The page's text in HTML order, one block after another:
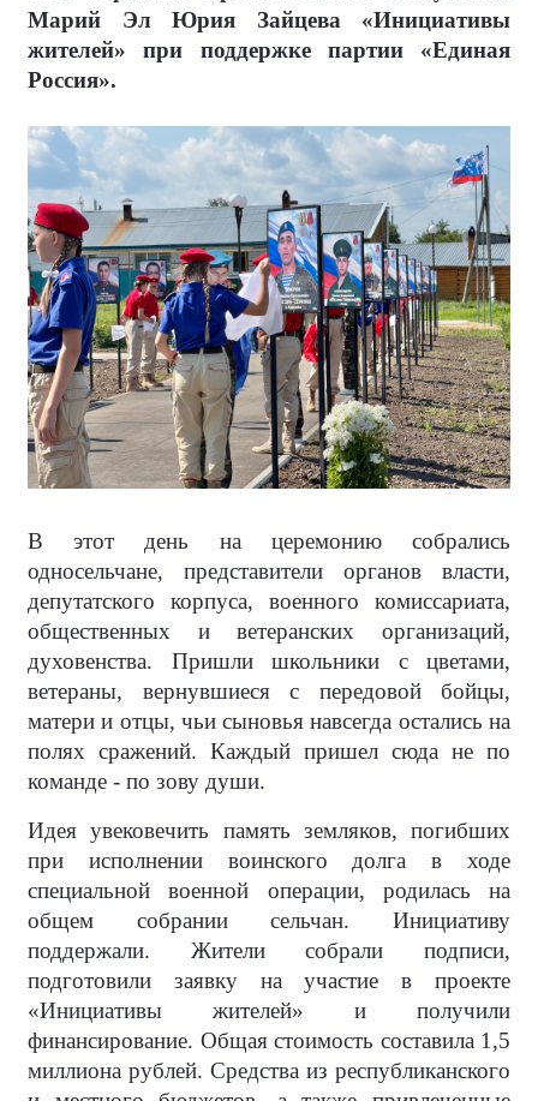
Марий Эл Юрия Зайцева «Инициативы
жителей» при поддержке партии «Единая
Россия».
В этот день на церемонию собрались
односельчане, представители органов власти,
депутатского корпуса, военного комиссариата,
общественных и ветеранских организаций,
духовенства. Пришли школьники с цветами,
ветераны, вернувшиеся с передовой бойцы,
матери и отцы, чьи сыновья навсегда остались на
полях сражений. Каждый пришел сюда не по
команде - по зову души.
Идея увековечить память земляков, погибших
при исполнении воинского долга в ходе
специальной военной операции, родилась на
общем собрании сельчан. Инициативу
поддержали. Жители собрали подписи,
подготовили заявку на участие в проекте
«Инициативы жителей» и получили
финансирование. Общая стоимость составила 1,5
миллиона рублей. Средства из республиканского